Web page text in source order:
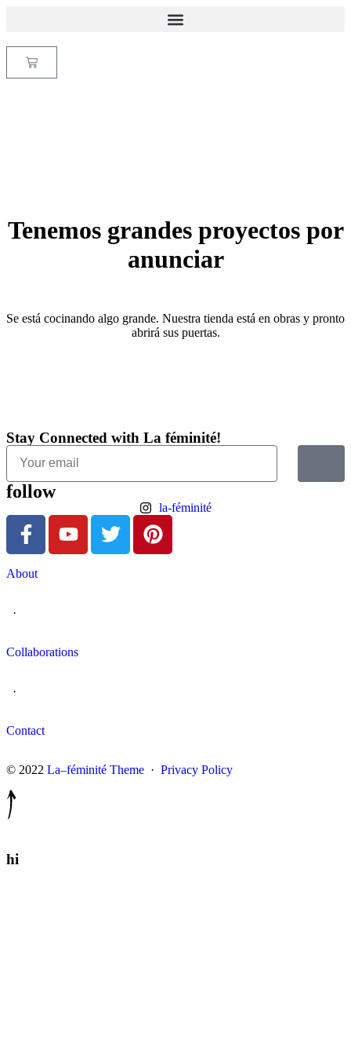
Tenemos grandes proyectos por
anunciar
Se está cocinando algo grande. Nuestra tienda está en obras y pronto
abrirá sus puertas.
Stay Connected with La féminité!
About
·
Collaborations
·
Contact
follow
la-féminité
© 2022 La–féminité Theme · Privacy Policy
hi